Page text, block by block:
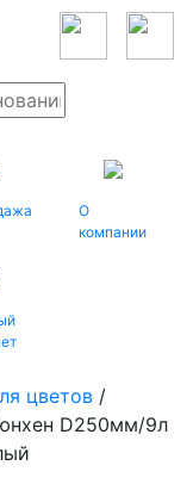
О
компании
цветов /
D250мм/9л